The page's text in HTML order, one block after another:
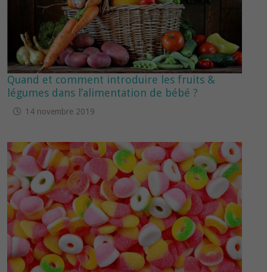
Quand et comment introduire les fruits &
légumes dans l’alimentation de bébé ?
14 novembre 2019